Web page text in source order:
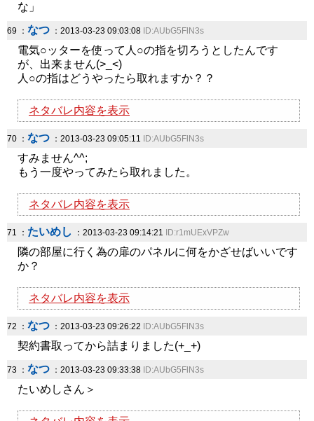
な」
69 ： なつ ：2013-03-23 09:03:08 ID:AUbG5FlN3s
電気○ッターを使って人○の指を切ろうとしたんです
が、出来ません(>_<)
人○の指はどうやったら取れますか？？
ネタバレ内容を表示
70 ： なつ ：2013-03-23 09:05:11 ID:AUbG5FlN3s
すみません^^;
もう一度やってみたら取れました。
ネタバレ内容を表示
71 ： たいめし ：2013-03-23 09:14:21 ID:r1mUExVPZw
隣の部屋に行く為の扉のパネルに何をかざせばいいです
か？
ネタバレ内容を表示
72 ： なつ ：2013-03-23 09:26:22 ID:AUbG5FlN3s
契約書取ってから詰まりました(+_+)
73 ： なつ ：2013-03-23 09:33:38 ID:AUbG5FlN3s
たいめしさん＞